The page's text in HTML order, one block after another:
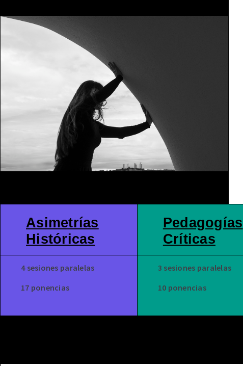
Asimetrías
Históricas
4 sesiones paralelas
17 ponencias
Pedagogías
Críticas
3 sesiones paralelas
10 ponencias